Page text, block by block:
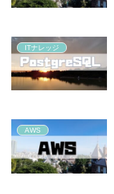
ITナレッジ
AWS